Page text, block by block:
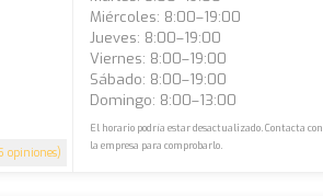
opiniones)
Miércoles: 8:00–19:00
Jueves: 8:00–19:00
Viernes: 8:00–19:00
Sábado: 8:00–19:00
Domingo: 8:00–13:00
El horario podría estar desactualizado. Contacta con
la empresa para comprobarlo.